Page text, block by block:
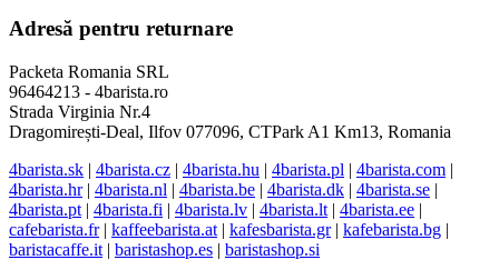
Adresă pentru returnare
Packeta Romania SRL
96464213 - 4barista.ro
Strada Virginia Nr.4
Dragomirești-Deal, Ilfov 077096, CTPark A1 Km13, Romania
4barista.sk | 4barista.cz | 4barista.hu | 4barista.pl | 4barista.com |
4barista.hr| 4barista.nl | 4barista.be | 4barista.dk | 4barista.se |
4barista.pt | 4barista.fi | 4barista.lv | 4barista.lt | 4barista.ee |
cafebarista.fr| kaffeebarista.at | kafesbarista.gr| kafebarista.bg |
baristacaffe.it | baristashop.es | baristashop.si